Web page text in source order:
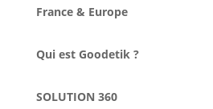
France & Europe
Qui est Goodetik ?
SOLUTION 360